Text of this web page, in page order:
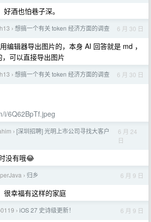
酒也怕巷子深。
› 想搞一个有关 token 经济方面的调查 6 月 30 日
编辑器导出图片的，本身 AI 回答就是 md ，
可以直接导出图片
› 想搞一个有关 token 经济方面的调查 6 月 30 日
i/6Q62BpTf.jpeg
› [深圳招聘] 光明上市公司寻找大客户
6 月 24
日
没有哦😂
› 归乡 6 月 9 日
很幸福有这样的家庭
› iOS 27 史诗级更新！ 6 月 9 日